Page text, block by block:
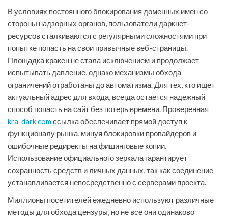
В условиях постоянного блокирования доменных имен со
стороны надзорных органов, пользователи даркнет-
ресурсов сталкиваются с регулярными сложностями при
попытке попасть на свои привычные веб-страницы.
Площадка кракен не стала исключением и продолжает
испытывать давление, однако механизмы обхода
ограничений отработаны до автоматизма. Для тех, кто ищет
актуальный адрес для входа, всегда остается надежный
способ попасть на сайт без потерь времени. Проверенная
kra-dark comссылка обеспечивает прямой доступ к
функционалу рынка, минуя блокировки провайдеров и
ошибочные редиректы на фишинговые копии.
Использование официального зеркала гарантирует
сохранность средств и личных данных, так как соединение
устанавливается непосредственно с серверами проекта.
Миллионы посетителей ежедневно используют различные
методы для обхода цензуры, но не все они одинаково